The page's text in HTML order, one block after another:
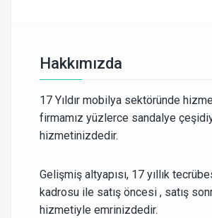
Hakkımızda
17 Yıldır mobilya sektöründe
firmamız yüzlerce sandalye
hizmetinizdedir.
Gelişmiş altyapısı, 17 yıllık
kadrosu ile satış öncesi , satış
hizmetiyle emrinizdedir.